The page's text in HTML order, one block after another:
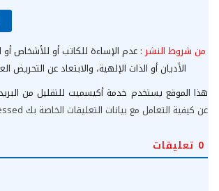
من شروط النشر : عدم الإساءة للكاتب أو للأشخاص
الأديان أو الذات الإلهية، والابتعاد عن التحريض
هذا الموقع يستخدم خدمة أكيسميت للتقليل من
عن كيفية التعامل مع بيانات التعليقات الخاصة بك processed
0 تعليقات